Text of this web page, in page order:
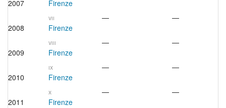
2007 Firenze
2008
VII
Firenze
— —
2009
VIII
Firenze
— —
2010
IX
Firenze
— —
2011
X
Firenze
— —